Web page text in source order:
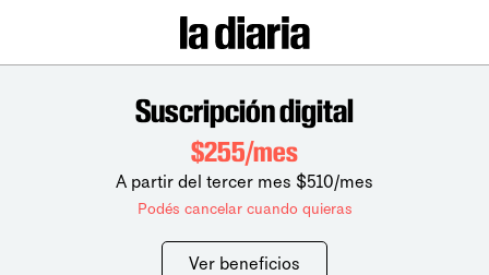
Suscripción digital
$255/mes
A partir del tercer mes $510/mes
Podés cancelar cuando quieras
Ver beneficios